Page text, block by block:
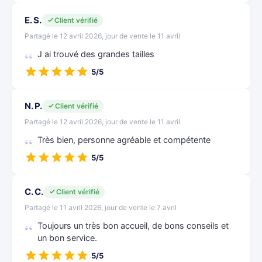
E. S.
Client vérifié
Partagé le 12 avril 2026, jour de vente le 11 avril
J ai trouvé des grandes tailles
5/5
N. P.
Client vérifié
Partagé le 12 avril 2026, jour de vente le 11 avril
Très bien, personne agréable et compétente
5/5
C. C.
Client vérifié
Partagé le 11 avril 2026, jour de vente le 7 avril
Toujours un très bon accueil, de bons conseils et
un bon service.
5/5